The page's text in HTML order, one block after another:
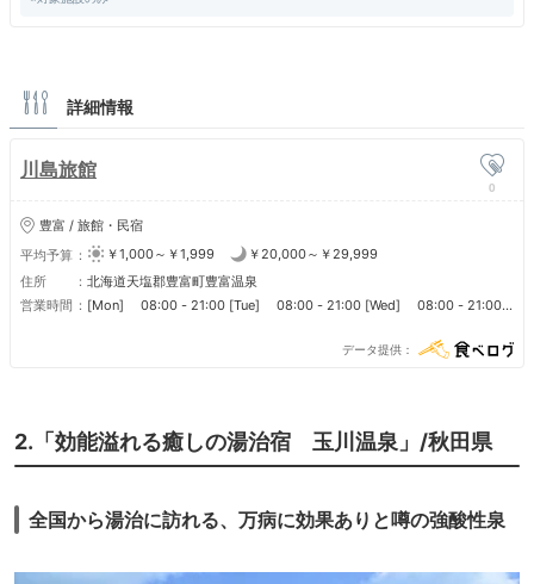
詳細情報
川島旅館
0
豊富 / 旅館・民宿
平均予算
￥1,000～￥1,999
￥20,000～￥29,999
住所
北海道天塩郡豊富町豊富温泉
営業時間
[Mon] 08:00 - 21:00 [Tue] 08:00 - 21:00 [Wed] 08:00 - 21:00
データ提供
2.「効能溢れる癒しの湯治宿 玉川温泉」/秋田県
全国から湯治に訪れる、万病に効果ありと噂の強酸性泉